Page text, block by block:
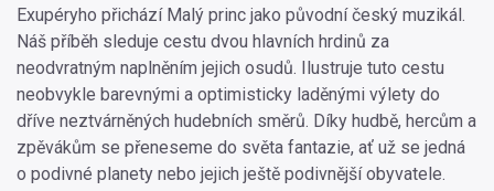
Exupéryho přichází Malý princ jako původní český muzikál.
Náš příběh sleduje cestu dvou hlavních hrdinů za
neodvratným naplněním jejich osudů. Ilustruje tuto cestu
neobvykle barevnými a optimisticky laděnými výlety do
dříve neztvárněných hudebních směrů. Díky hudbě, hercům a
zpěvákům se přeneseme do světa fantazie, ať už se jedná
o podivné planety nebo jejich ještě podivnější obyvatele.